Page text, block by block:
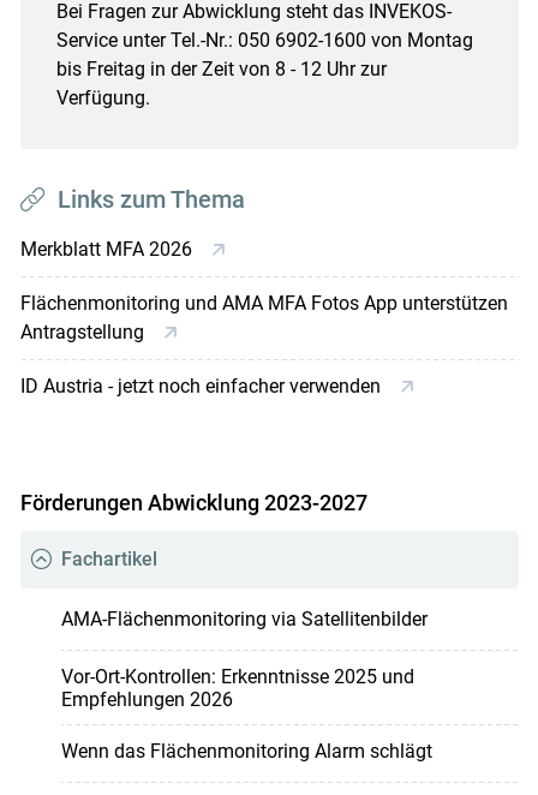
Bei Fragen zur Abwicklung steht das INVEKOS-
Service unter Tel.-Nr.: 050 6902-1600 von Montag
bis Freitag in der Zeit von 8 - 12 Uhr zur
Verfügung.
Links zum Thema
Merkblatt MFA 2026
Flächenmonitoring und AMA MFA Fotos App unterstützen
Antragstellung
ID Austria - jetzt noch einfacher verwenden
Förderungen Abwicklung 2023-2027
Fachartikel
AMA-Flächenmonitoring via Satellitenbilder
Vor-Ort-Kontrollen: Erkenntnisse 2025 und
Empfehlungen 2026
Wenn das Flächenmonitoring Alarm schlägt